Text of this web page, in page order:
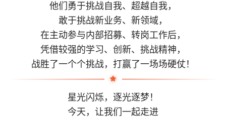
他们勇于挑战自我、超越自我，
敢于挑战新业务、新领域，
在主动参与内部招募、转岗工作后，
凭借较强的学习、创新、挑战精神，
战胜了一个个挑战，打赢了一场场硬仗！
星光闪烁，逐光逐梦！
今天，让我们一起走进